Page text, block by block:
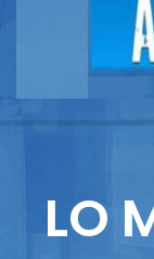
Reportajes
LO